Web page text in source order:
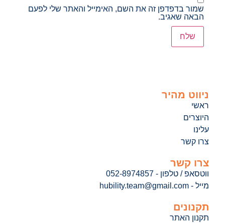
שמור בדפדפן זה את השם, האימייל והאתר שלי לפעם
הבאה שאגיב.
ניווט מהיר
ראשי
היוצרים
עלינו
צרו קשר
צרו קשר
ווטסאפ / טלפון - 052-8974857
מייל - hubility.team@gmail.com
תקנונים
תקנון האתר